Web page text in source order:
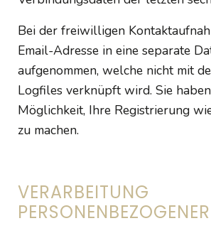
Bei der freiwilligen
Email-Adresse in eine separate
aufgenommen, welche nicht mit
Logfiles verknüpft wird. Sie
Möglichkeit, Ihre Registrierung
zu machen.
VERARBEITUNG